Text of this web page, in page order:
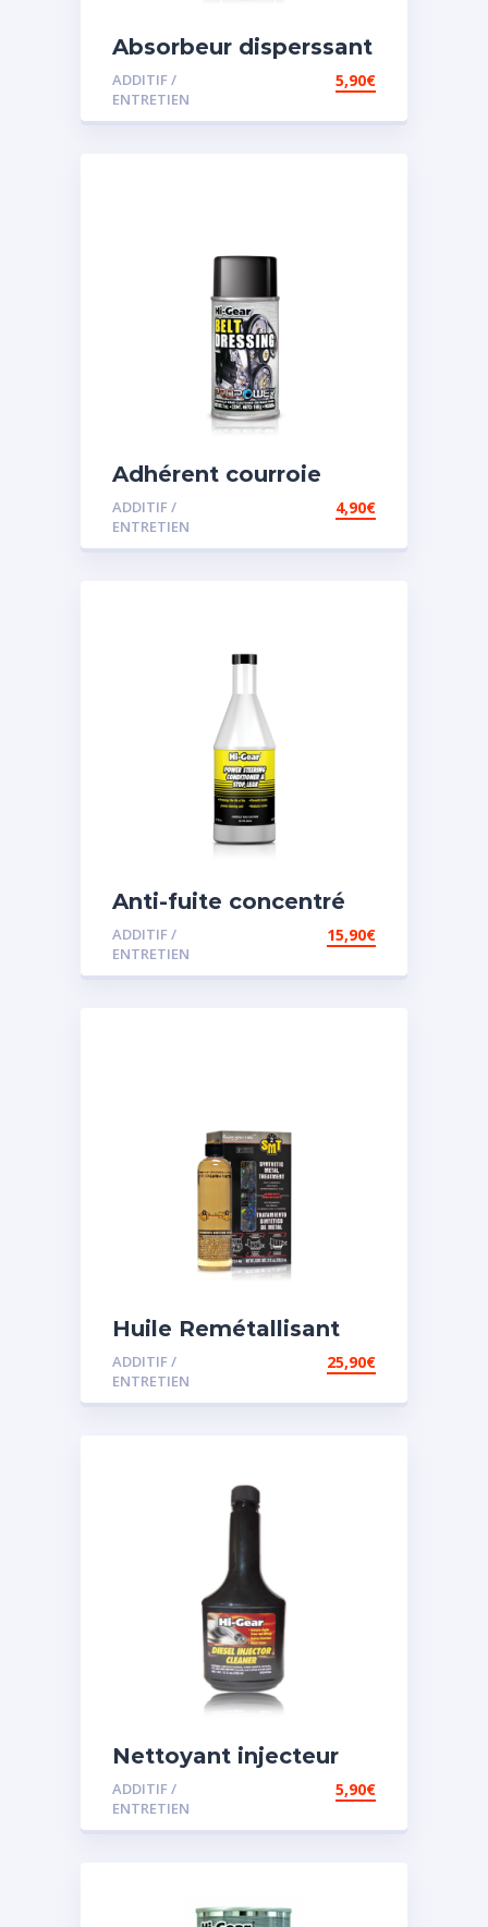
Absorbeur disperssant
d’eau pour carburant
ADDITIF /
ENTRETIEN
5,90€
Adhérent courroie
ADDITIF /
ENTRETIEN
4,90€
Anti-fuite concentré
pour direction
assistée
ADDITIF /
ENTRETIEN
15,90€
Huile Remétallisant
Moteur SMT2
ADDITIF /
ENTRETIEN
25,90€
Nettoyant injecteur
diesel
ADDITIF /
ENTRETIEN
5,90€